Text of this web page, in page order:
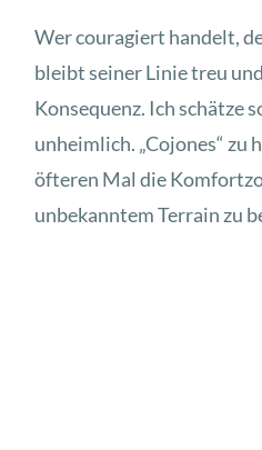
Wer couragiert handelt,
bleibt seiner Linie treu
Konsequenz. Ich schätze
unheimlich. „Cojones“ zu
öfteren Mal die
unbekanntem Terrain zu